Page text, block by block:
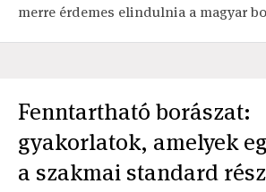
merre érdemes elindulnia a magyar
Fenntartható borászat:
gyakorlatok, amelyek
a szakmai standard